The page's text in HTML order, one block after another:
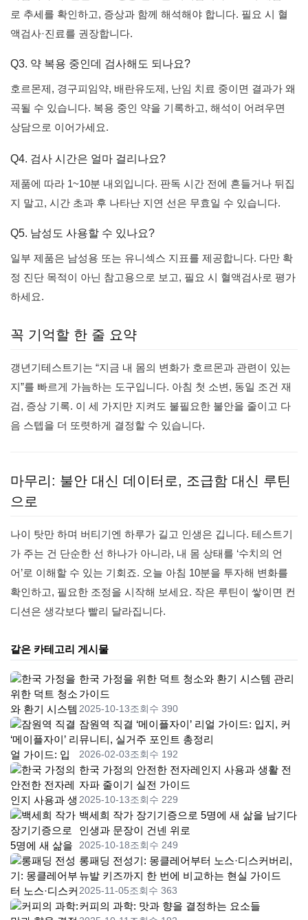
로 추세를 확인하고, 증상과 함께 해석해야 합니다. 필요 시 혈
액검사·진료를 권장합니다.
Q3. 약 복용 중인데 검사해도 되나요?
호르몬제, 경구피임약, 배란유도제, 난임 치료 중이면 결과가 왜
곡될 수 있습니다. 복용 중인 약을 기록하고, 해석이 어려우면
상담으로 이어가세요.
Q4. 검사 시간은 얼마 걸리나요?
제품에 따라 1~10분 내외입니다. 판독 시간 전에 흔들거나 뒤집
지 말고, 시간 초과 후 나타난 지연 선은 무효일 수 있습니다.
Q5. 남성도 사용할 수 있나요?
일부 제품은 남성용 또는 유니섹스 지표를 제공합니다. 다만 확
정 진단 목적이 아닌 참고용으로 보고, 필요 시 혈액검사로 평가
하세요.
꼭 기억할 한 줄 요약
갱년기테스트기는 “지금 내 몸의 변화가 호르몬과 관련이 있는
지”를 빠르게 가늠하는 도구입니다. 아침 첫 소변, 동일 조건 재
검, 증상 기록. 이 세 가지만 지켜도 불필요한 불안을 줄이고 다
음 스텝을 더 또렷하게 결정할 수 있습니다.
마무리: 불안 대신 데이터로, 조급함 대신 루틴
으로
나이 탓만 하며 버티기엔 하루가 길고 인생은 깁니다. 테스트기
가 주는 건 단순한 선 하나가 아니라, 내 몸 상태를 ‘수치의 언
어’로 이해할 수 있는 기회죠. 오늘 아침 10분을 투자해 변화를
확인하고, 필요한 조정을 시작해 보세요. 작은 루틴이 쌓이면 컨
디션은 생각보다 빨리 달라집니다.
같은 카테고리 게시물
한국 가정을 위한 덕트 청소와 환기 시스템 관리
가이드
2025-10-13조회수 390
잠원역 직결 ‘메이플자이’ 리얼 가이드: 입지, 커
뮤니티, 실거주 포인트 총정리
2026-02-03조회수 192
한국 가정의 안전한 전자레인지 사용과 생활 전
자파 줄이기 실전 가이드
2025-10-13조회수 229
백세희 작가 장기기증으로 5명에 새 삶을 남기다
인생과 문장이 건넨 위로
2025-10-18조회수 249
롱패딩 전성기: 몽클레어부터 노스·디스커버리,
뉴발 키즈까지 한 번에 비교하는 현실 가이드
2025-11-05조회수 363
커피의 과학: 맛과 향을 결정하는 요소들